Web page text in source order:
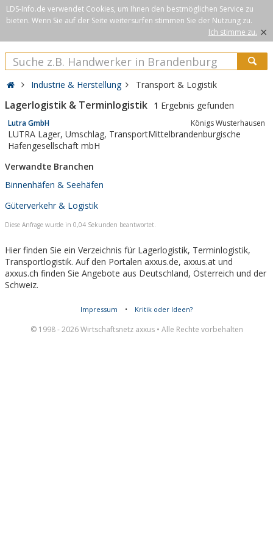
LDS-Info.de verwendet Cookies, um Ihnen den bestmöglichen Service zu
bieten. Wenn Sie auf der Seite weitersurfen stimmen Sie der Nutzung zu.
Ich stimme zu. ×
Industrie & Herstellung Transport & Logistik
Lagerlogistik & Terminlogistik 1 Ergebnis gefunden
Lutra GmbH Königs Wusterhausen
LUTRA Lager, Umschlag, TransportMittelbrandenburgische
Hafengesellschaft mbH
Verwandte Branchen
Binnenhäfen & Seehäfen
Güterverkehr & Logistik
Diese Anfrage wurde in 0,04 Sekunden beantwortet.
Hier finden Sie ein Verzeichnis für Lagerlogistik, Terminlogistik,
Transportlogistik. Auf den Portalen axxus.de, axxus.at und
axxus.ch finden Sie Angebote aus Deutschland, Österreich und der
Schweiz.
Impressum • Kritik oder Ideen?
© 1998 - 2026 Wirtschaftsnetz axxus • Alle Rechte vorbehalten